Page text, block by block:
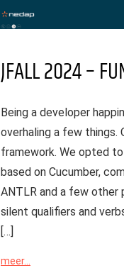
JFALL 2024 –
Being a developer
overhaling a few
framework. We opted
based on Cucumber,
ANTLR and a few
silent qualifiers and
[…]
meer...